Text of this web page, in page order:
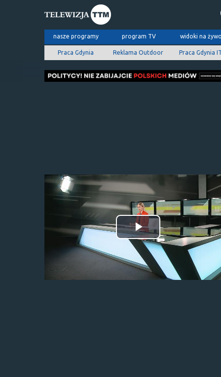
nasze programy program TV widoki na
Praca Gdynia Reklama Outdoor Praca Gdynia
Odtwórz
wideo